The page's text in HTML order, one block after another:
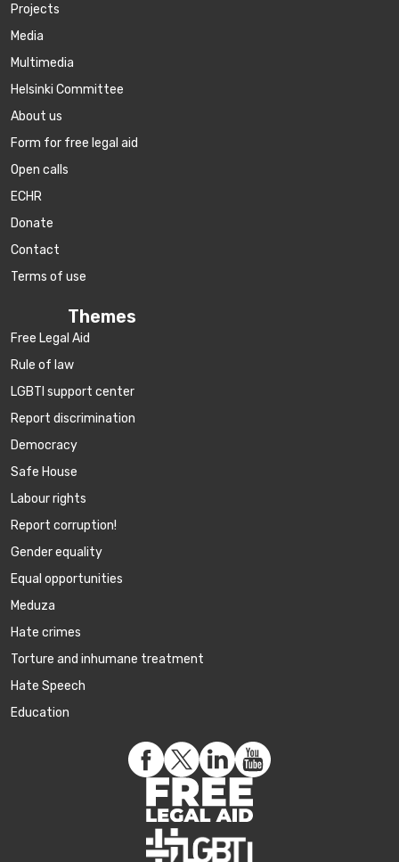
Projects
Media
Multimedia
Helsinki Committee
About us
Form for free legal aid
Open calls
ECHR
Donate
Contact
Terms of use
Themes
Free Legal Aid
Rule of law
LGBTI support center
Report discrimination
Democracy
Safe House
Labour rights
Report corruption!
Gender equality
Equal opportunities
Meduza
Hate crimes
Torture and inhumane treatment
Hate Speech
Education